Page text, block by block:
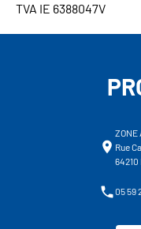
TVA IE 6388047V
ZONE
Rue
64210
05 59